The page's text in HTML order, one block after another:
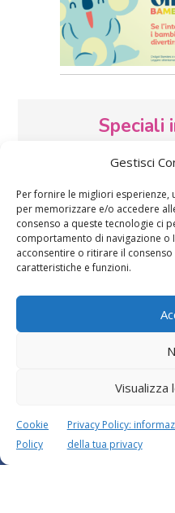
Gestisci
Per fornire le migliori
per memorizzare e/o accedere
consenso a queste tecnologie ci
comportamento di navigazione o
acconsentire o ritirare il
caratteristiche e funzioni.
Visualizza
Cookie
Policy
Privacy Policy:
della tua privacy
Speciali
Vaccini
d’auguri, filastrocche